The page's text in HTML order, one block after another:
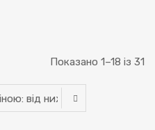
Показано 1–18 із 31